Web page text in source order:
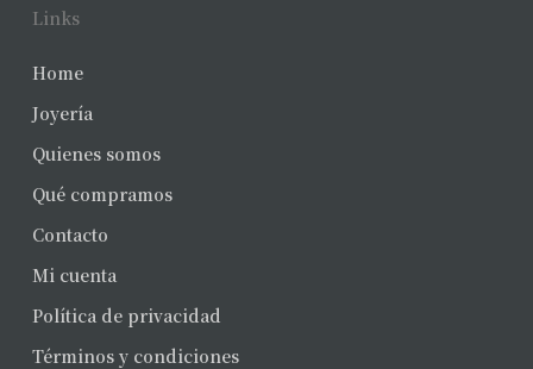
Links
Home
Joyería
Quienes somos
Qué compramos
Contacto
Mi cuenta
Política de privacidad
Términos y condiciones